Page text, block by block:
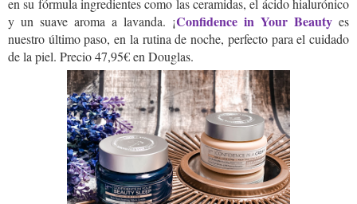
en su fórmula ingredientes como las ceramidas, el ácido hialurónico
y un suave aroma a lavanda. ¡Confidence in Your Beauty es
nuestro último paso, en la rutina de noche, perfecto para el cuidado
de la piel. Precio 47,95€ en Douglas.